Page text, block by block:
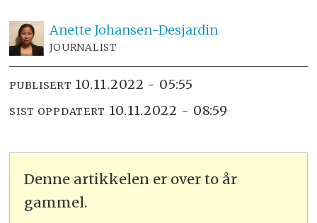
Anette Johansen-Desjardin
JOURNALIST
PUBLISERT 10.11.2022 - 05:55
SIST OPPDATERT 10.11.2022 - 08:59
Denne artikkelen er over to år
gammel.